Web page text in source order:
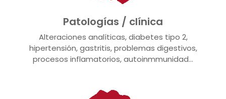
Patologías / clínica
Alteraciones analíticas, diabetes tipo 2,
hipertensión, gastritis, problemas digestivos,
procesos inflamatorios, autoinmmunidad…